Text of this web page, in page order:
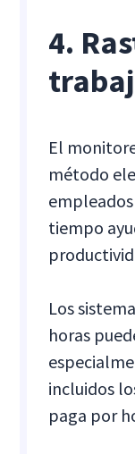
4.
El
método
tiempo
Los
horas
incluidos
paga por